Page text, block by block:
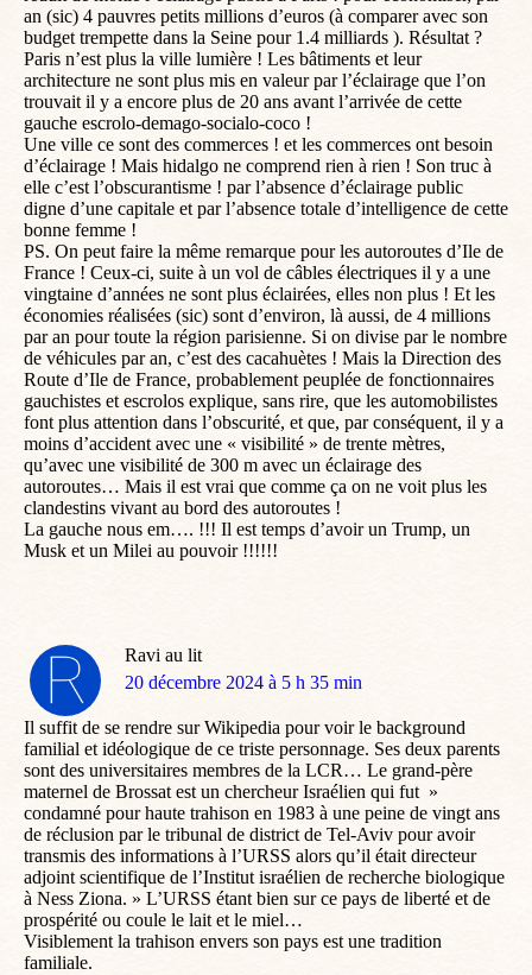
an (sic) 4 pauvres petits millions d’euros (à comparer avec son
budget trempette dans la Seine pour 1.4 milliards ). Résultat ?
Paris n’est plus la ville lumière ! Les bâtiments et leur
architecture ne sont plus mis en valeur par l’éclairage que l’on
trouvait il y a encore plus de 20 ans avant l’arrivée de cette
gauche escrolo-demago-socialo-coco !
Une ville ce sont des commerces ! et les commerces ont besoin
d’éclairage ! Mais hidalgo ne comprend rien à rien ! Son truc à
elle c’est l’obscurantisme ! par l’absence d’éclairage public
digne d’une capitale et par l’absence totale d’intelligence de cette
bonne femme !
PS. On peut faire la même remarque pour les autoroutes d’Ile de
France ! Ceux-ci, suite à un vol de câbles électriques il y a une
vingtaine d’années ne sont plus éclairées, elles non plus ! Et les
économies réalisées (sic) sont d’environ, là aussi, de 4 millions
par an pour toute la région parisienne. Si on divise par le nombre
de véhicules par an, c’est des cacahuètes ! Mais la Direction des
Route d’Ile de France, probablement peuplée de fonctionnaires
gauchistes et escrolos explique, sans rire, que les automobilistes
font plus attention dans l’obscurité, et que, par conséquent, il y a
moins d’accident avec une « visibilité » de trente mètres,
qu’avec une visibilité de 300 m avec un éclairage des
autoroutes… Mais il est vrai que comme ça on ne voit plus les
clandestins vivant au bord des autoroutes !
La gauche nous em…. !!! Il est temps d’avoir un Trump, un
Musk et un Milei au pouvoir !!!!!!
Ravi au lit
dit
20 décembre 2024 à 5 h 35 min
Il suffit de se rendre sur Wikipedia pour voir le background
familial et idéologique de ce triste personnage. Ses deux parents
sont des universitaires membres de la LCR… Le grand-père
maternel de Brossat est un chercheur Israélien qui fut »
condamné pour haute trahison en 1983 à une peine de vingt ans
de réclusion par le tribunal de district de Tel-Aviv pour avoir
transmis des informations à l’URSS alors qu’il était directeur
adjoint scientifique de l’Institut israélien de recherche biologique
à Ness Ziona. » L’URSS étant bien sur ce pays de liberté et de
prospérité ou coule le lait et le miel…
Visiblement la trahison envers son pays est une tradition
familiale.